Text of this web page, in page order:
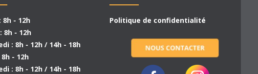
8h - 12h
8h - 12h
: 8h - 12h / 14h - 18h
- 12h
: 8h - 12h / 14h - 18h
Politique de confidentialité